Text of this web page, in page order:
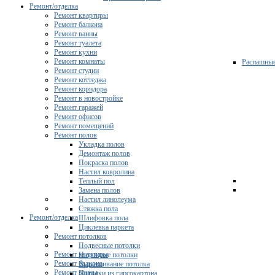
Ремонт/отделка
Ремонт квартиры
Ремонт балкона
Ремонт ванны
Ремонт/отделка
Ремонт квартиры
Ремонт балкона
Ремонт ванны
Ремонт туалета
Ремонт кухни
Ремонт комнаты
Ремонт студии
Ремонт коттеджа
Ремонт коридора
Ремонт в новостройке
Ремонт гаражей
Ремонт офисов
Ремонт помещений
Ремонт полов
Укладка полов
Демонтаж полов
Покраска полов
Настил ковролина
Теплый пол
Замена полов
Настил линолеума
Стяжка пола
Шлифовка пола
Циклевка паркета
Ремонт потолков
Подвесные потолки
Натяжные потолки
Выравнивание потолка
Потолки из гипсокартона